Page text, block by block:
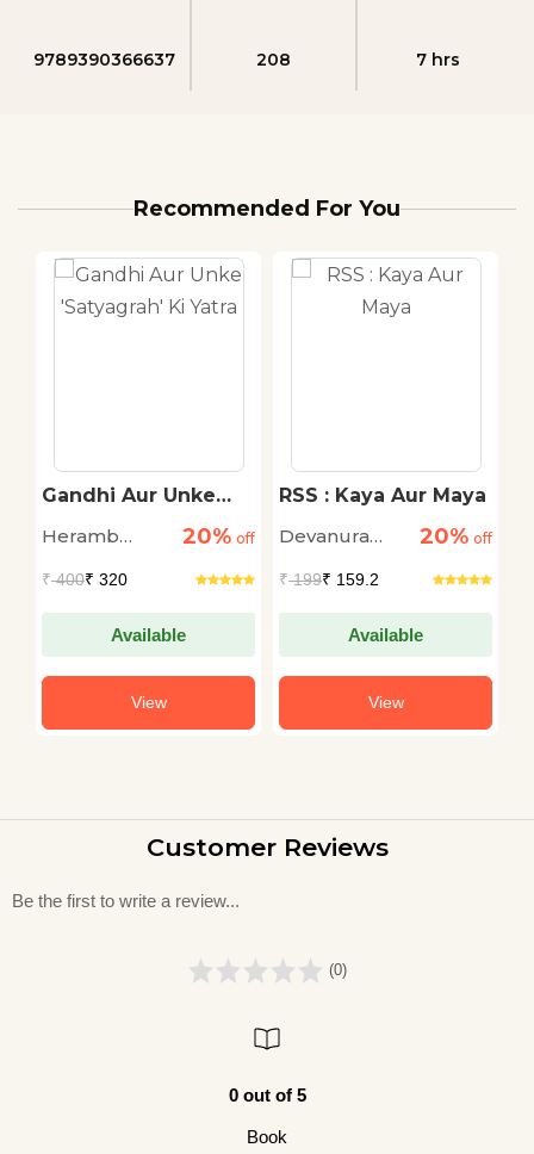
9789390366637 208 7 hrs
Recommended For You
Gandhi Aur Unke
Heramb
20% off
₹400₹ 320
Available
View
RSS : Kaya Aur Maya
Devanura
20% off
₹199₹ 159.2
Available
View
Customer Reviews
Be the first to write a review...
(0)
0 out of 5
Book